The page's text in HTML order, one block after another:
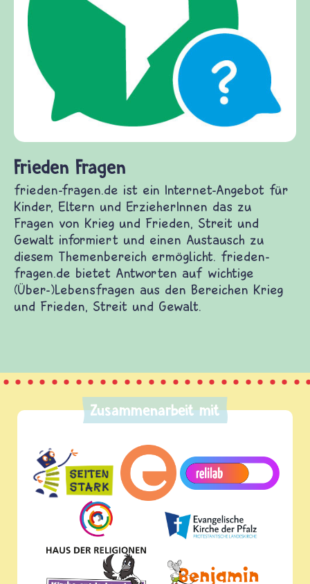
Frieden Fragen
frieden-fragen.de ist ein Internet-Angebot für
Kinder, Eltern und ErzieherInnen das zu
Fragen von Krieg und Frieden, Streit und
Gewalt informiert und einen Austausch zu
diesem Themenbereich ermöglicht. frieden-
fragen.de bietet Antworten auf wichtige
(Über-)Lebensfragen aus den Bereichen Krieg
und Frieden, Streit und Gewalt.
Zusammenarbeit mit